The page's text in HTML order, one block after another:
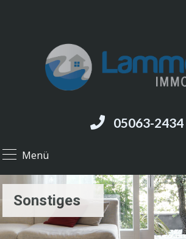
Menü
05063-2434
Sonstiges